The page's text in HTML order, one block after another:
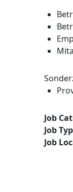
Job
Job
Job